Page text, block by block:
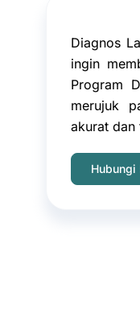
Diagnos
ingin
Program
merujuk
akurat dan
Hubungi